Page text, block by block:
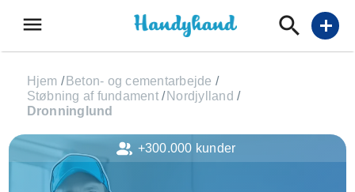
menu add
Hjem / Beton- og cementarbejde /
Støbning af fundament / Nordjylland /
Dronninglund
+300.000 kunder